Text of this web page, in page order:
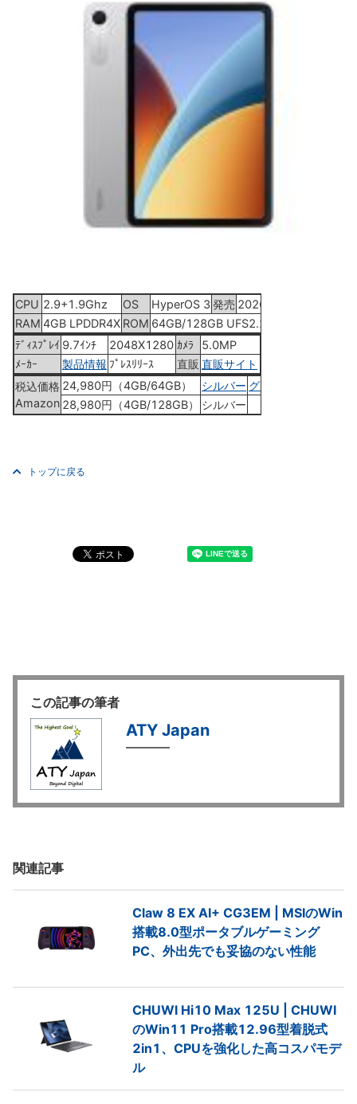
CPU 2.9+1.9Ghz OS HyperOS 3発売 2026年4月28日
RAM 4GB LPDDR4X ROM 64GB/128GB UFS2.2
ﾃﾞｨｽﾌﾟﾚｲ 9.7ｲﾝﾁ 2048X1280 ｶﾒﾗ
5.0MP
ﾒｰｶｰ
製品情報 ﾌﾟﾚｽﾘﾘｰｽ 直販 直販サイト
税込価格
Amazon
24,980円（4GB/64GB） シルバー グラファイト
28,980円（4GB/128GB）
シルバー
トップに戻る
この記事の筆者
ATY Japan
関連記事
Claw 8 EX AI+ CG3EM | MSIのWin
搭載8.0型ポータブルゲーミング
PC、外出先でも妥協のない性能
CHUWI Hi10 Max 125U | CHUWI
のWin11 Pro搭載12.96型着脱式
2in1、CPUを強化した高コスパモデ
ル